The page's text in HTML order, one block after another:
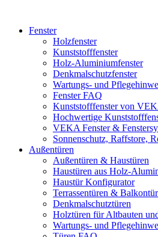
Fenster
Holzfenster
Kunststofffenster
Holz-Aluminiumfenster
Denkmalschutzfenster
Wartungs- und
Fenster FAQ
Kunststofffenster von
Hochwertige
VEKA Fenster &
Sonnenschutz, Raffstore,
Außentüren
Außentüren & Haustüren
Haustüren aus Holz-
Haustür Konfigurator
Terrassentüren &
Denkmalschutztüren
Holztüren für Altbauten
Wartungs- und